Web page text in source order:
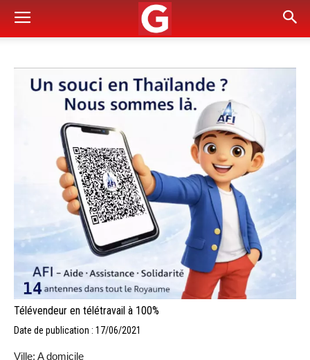
Télévendeur en télétravail à 100%
Date de publication : 17/06/2021
Ville: A domicile